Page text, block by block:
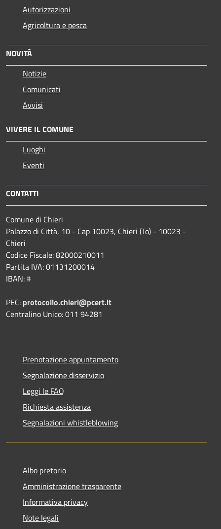
Autorizzazioni
Agricoltura e pesca
NOVITÀ
Notizie
Comunicati
Avvisi
VIVERE IL COMUNE
Luoghi
Eventi
CONTATTI
Comune di Chieri
Palazzo di Città, 10 - Cap 10023, Chieri (To) - 10023 -
Chieri
Codice Fiscale: 82000210011
Partita IVA: 01131200014
IBAN: #
PEC: protocollo.chieri@pcert.it
Centralino Unico: 011 94281
Prenotazione appuntamento
Segnalazione disservizio
Leggi le FAQ
Richiesta assistenza
Segnalazioni whistleblowing
Albo pretorio
Amministrazione trasparente
Informativa privacy
Note legali